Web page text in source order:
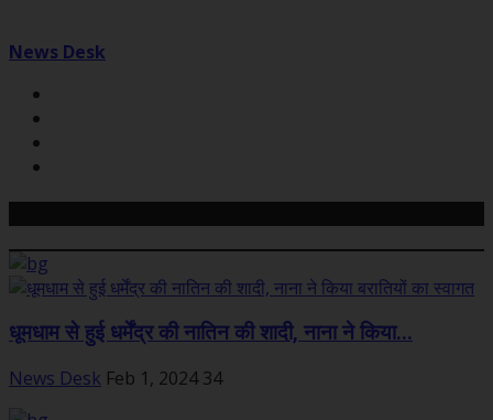
News Desk
धूमधाम से हुई धर्मेंद्र की नातिन की शादी, नाना ने किया...
News Desk Feb 1, 2024 34